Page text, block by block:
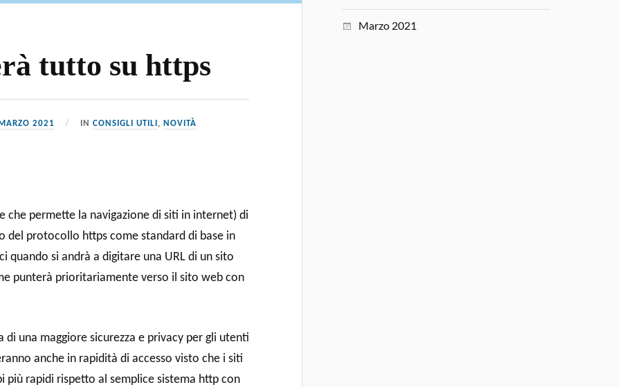
tutto su https
2021 INCONSIGLI UTILI , NOVITÀ
che permette la navigazione di siti in internet) di
del protocollo https come standard di base in
quando si andrà a digitare una URL di un sito
punterà prioritariamente verso il sito web con
di una maggiore sicurezza e privacy per gli utenti
anche in rapidità di accesso visto che i siti
più rapidi rispetto al semplice sistema http con
Marzo 2021